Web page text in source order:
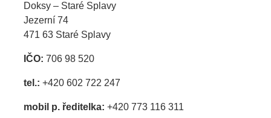
Doksy – Staré Splavy
Jezerní 74
471 63 Staré Splavy
IČO: 706 98 520
tel.: +420 602 722 247
mobil p. ředitelka: +420 773 116 311